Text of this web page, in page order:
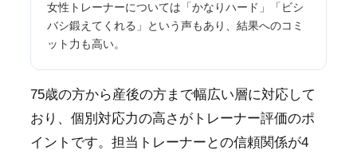
女性トレーナーについては「かなりハード」「ビシ
バシ鍛えてくれる」という声もあり、結果へのコミ
ット力も高い。
75歳の方から産後の方まで幅広い層に対応して
おり、個別対応力の高さがトレーナー評価のポ
イントです。担当トレーナーとの信頼関係が4